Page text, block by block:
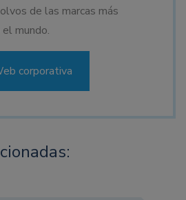
de las marcas más
mundo.
corporativa